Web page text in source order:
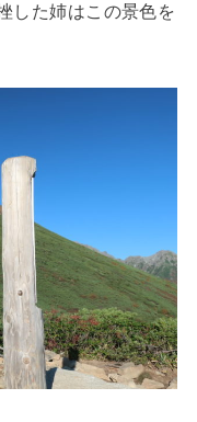
した姉はこの景色を